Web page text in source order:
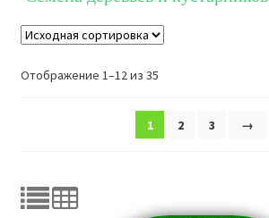
Мы на ВБ
Мы на Озон
Контакты
Отображение 1–12 из 35
1 2 3 →